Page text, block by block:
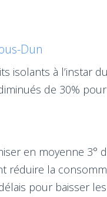
Dun
isolants à l’instar
de 30%
en moyenne 3°
réduire la
pour baisser